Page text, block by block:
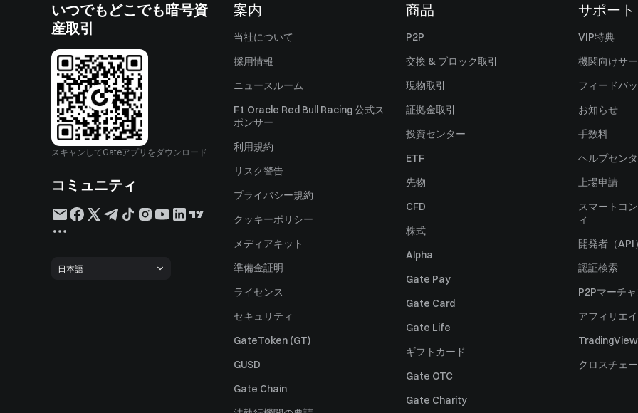
いつでもどこでも暗号資
産取引
スキャンしてGateアプリをダウンロード
コミュニティ
日本語
案内
当社について
採用情報
ニュースルーム
F1 Oracle Red Bull Racing 公式ス
ポンサー
利用規約
リスク警告
プライバシー規約
クッキーポリシー
メディアキット
準備金証明
ライセンス
セキュリティ
GateToken (GT)
GUSD
Gate Chain
商品
P2P
交換 & ブロック取引
現物取引
証拠金取引
投資センター
ETF
先物
CFD
株式
Alpha
Gate Pay
Gate Card
Gate Life
ギフトカード
Gate OTC
Gate Charity
サポート
VIP特典
機関向けサ
フィードバ
お知らせ
手数料
ヘルプセン
上場申請
スマートコ
ィ
開発者（API
認証検索
P2Pマーチ
アフィリエ
TradingView
クロスチェ